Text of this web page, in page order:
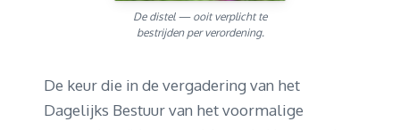
De distel — ooit verplicht te
bestrijden per verordening.
De keur die in de vergadering van het
Dagelijks Bestuur van het voormalige